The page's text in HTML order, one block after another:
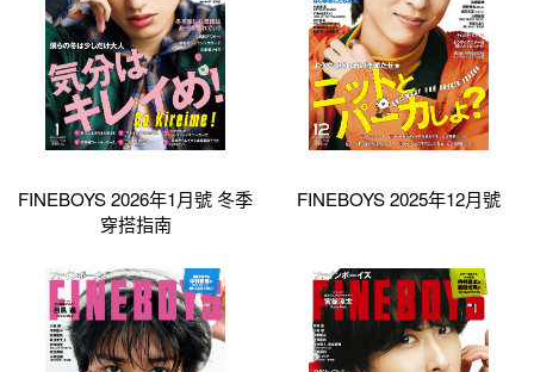
FINEBOYS 2026年1月號 冬季
穿搭指南
FINEBOYS 2025年12月號